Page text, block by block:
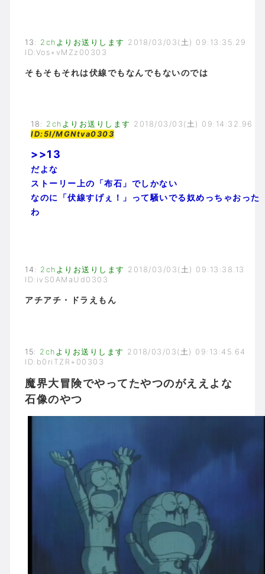
13 : 2chよりお送りします 2018/03/03(土) 09:13:35.29
ID:Vos+vMZz00303
そもそもそれは伏線でもなんでもないのでは
18 : 2chよりお送りします 2018/03/03(土) 09:14:32.96
ID:5l/MGNtva0303
>>13
だよな
ストーリー上の「布石」でしかない
なのに「伏線すげぇ！」って騒いでる奴めっちゃおった
わ
14 : 2chよりお送りします 2018/03/03(土) 09:13:38.13
ID:ivS0AMaUd0303
アチアチ・ドラえもん
15: 2chよりお送りします 2018/03/03(土) 09:13:45.64
ID:b0riTZR+00303
魔界大冒険でやってたやつのがええよな
石像のやつ